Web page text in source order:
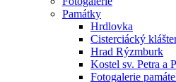
Památky
Hrdlovka
Cisterciácký
Hrad Rýzmburk
Kostel sv. Petra a
Fotogalerie